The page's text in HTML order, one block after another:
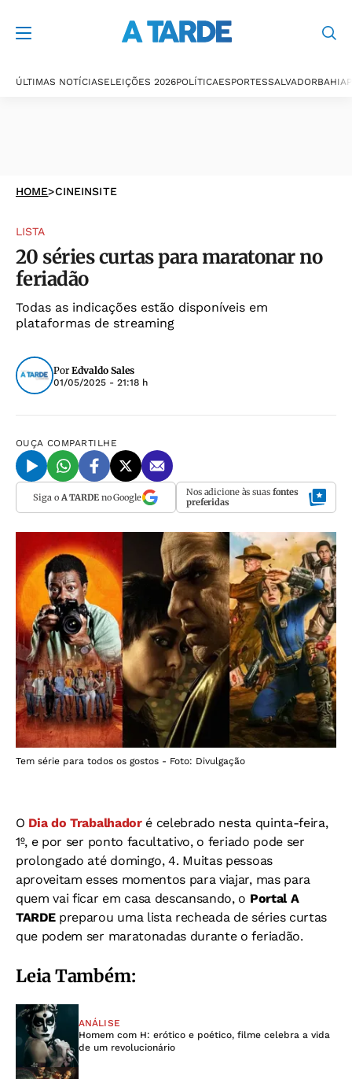
ÚLTIMAS NOTÍCIASELEIÇÕES 2026POLÍTICAESPORTESSALVADORBAHIA
HOME>CINEINSITE
LISTA
20 séries curtas para maratonar no
feriadão
Todas as indicações estão disponíveis em
plataformas de streaming
Por Edvaldo Sales
01/05/2025 - 21:18 h
OUÇA COMPARTILHE
Siga o A TARDEno Google Nos adicione às suas fontes
preferidas
Tem série para todos os gostos - Foto: Divulgação
O Dia do Trabalhadoré celebrado nesta quinta-feira,
1º, e por ser ponto facultativo, o feriado pode ser
prolongado até domingo, 4. Muitas pessoas
aproveitam esses momentos para viajar, mas para
quem vai ficar em casa descansando, o Portal A
TARDE preparou uma lista recheada de séries curtas
que podem ser maratonadas durante o feriadão.
Leia Também:
ANÁLISE
Homem com H: erótico e poético, filme celebra a vida
de um revolucionário